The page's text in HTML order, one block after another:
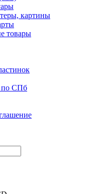
картины
товары
по СПб